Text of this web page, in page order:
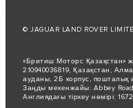
© JAGUAR LAND ROVER
«Бритиш Моторс Қазақстан»
210940036819, Қазақстан,
ауданы, 2Б корпус, пошталық
Заңды мекенжайы: Abbey
Англиядағы тіркеу нөмірі: